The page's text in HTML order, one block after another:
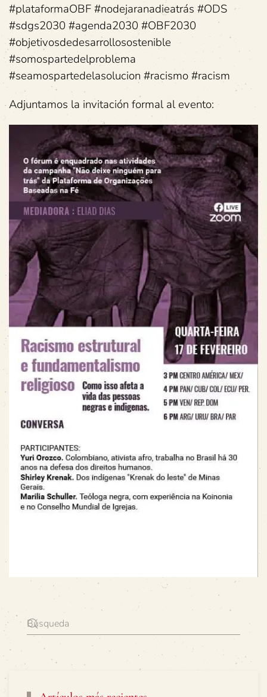
#plataformaOBF #nodejaranadieatrás #ODS
#sdgs2030 #agenda2030 #OBF2030
#objetivosdedesarrollosostenible
#somospartedelproblema
#seamospartedelasolucion #racismo #racism
Adjuntamos la invitación formal al evento: